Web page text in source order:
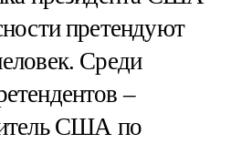
претендуют
Среди
–
США по